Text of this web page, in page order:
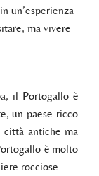
un’esperienza
ma vivere
il Portogallo è
un paese ricco
antiche ma
è molto
rocciose.